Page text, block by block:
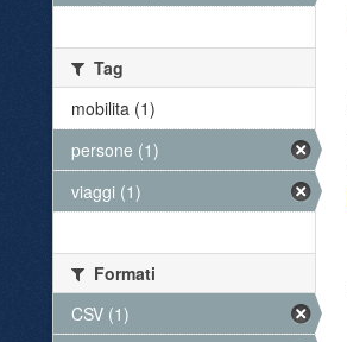
Tag
mobilita (1)
persone (1)
viaggi (1)
Formati
CSV (1)